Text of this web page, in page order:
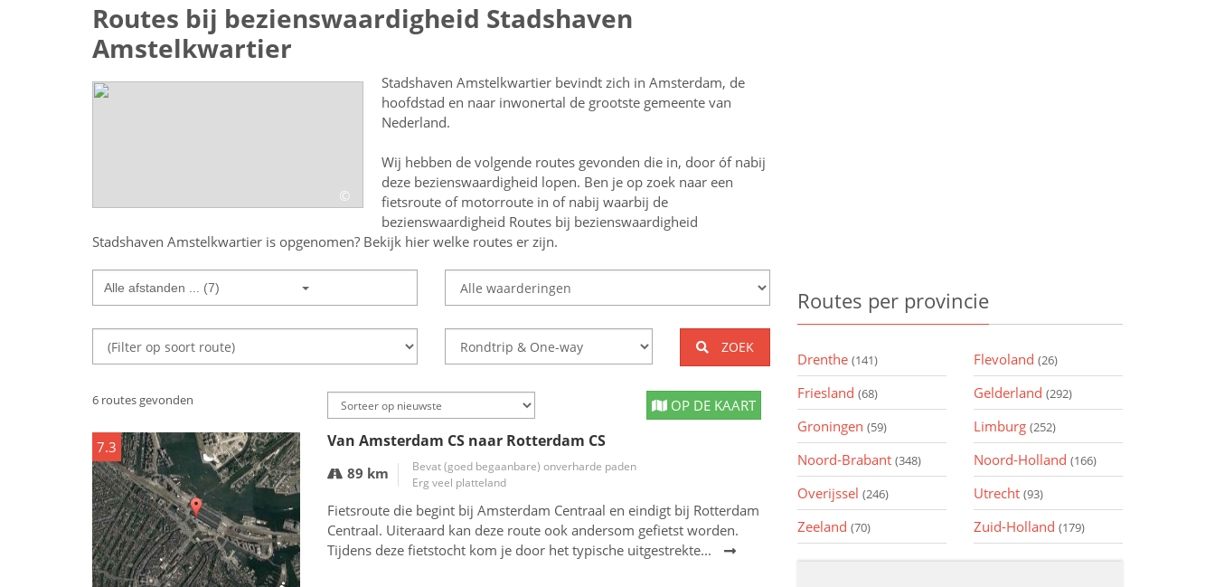
Routes bij bezienswaardigheid Stadshaven
Amstelkwartier
©
Stadshaven Amstelkwartier bevindt zich in Amsterdam, de
hoofdstad en naar inwonertal de grootste gemeente van
Nederland.
Wij hebben de volgende routes gevonden die in, door óf nabij
deze bezienswaardigheid lopen. Ben je op zoek naar een
fietsroute of motorroute in of nabij waarbij de
bezienswaardigheid Routes bij bezienswaardigheid
Stadshaven Amstelkwartier is opgenomen? Bekijk hier welke routes er zijn.
Alle afstanden ... (7)
ZOEK
6 routes gevonden OP DE KAART
7.3 Van Amsterdam CS naar Rotterdam CS
89 km
Bevat (goed begaanbare) onverharde paden
Erg veel platteland
Fietsroute die begint bij Amsterdam Centraal en eindigt bij Rotterdam
Centraal. Uiteraard kan deze route ook andersom gefietst worden.
Tijdens deze fietstocht kom je door het typische uitgestrekte...
Routes per provincie
Drenthe (141) Flevoland (26)
Friesland (68) Gelderland (292)
Groningen (59) Limburg (252)
Noord-Brabant (348) Noord-Holland (166)
Overijssel (246) Utrecht (93)
Zeeland (70) Zuid-Holland (179)